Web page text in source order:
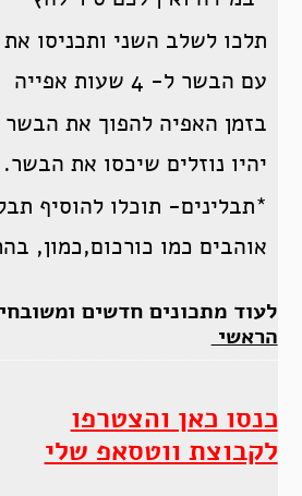
תלכו לשלב השני ותכניסו
עם הבשר ל- 4 שעות אפייה ב- 170 מעלות.
בזמן האפיה להפוך את
יהיו נוזלים שיכסו את הבשר.
*תבלינים- תוכלו להוסיף
אוהבים כמו כורכום,כמון,
לעוד מתכונים חדשים
הראשי
כנסו כאן והצטרפו
לקבוצת ווטסאפ שלי